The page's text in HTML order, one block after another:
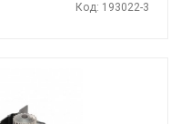
Код: 193022-3